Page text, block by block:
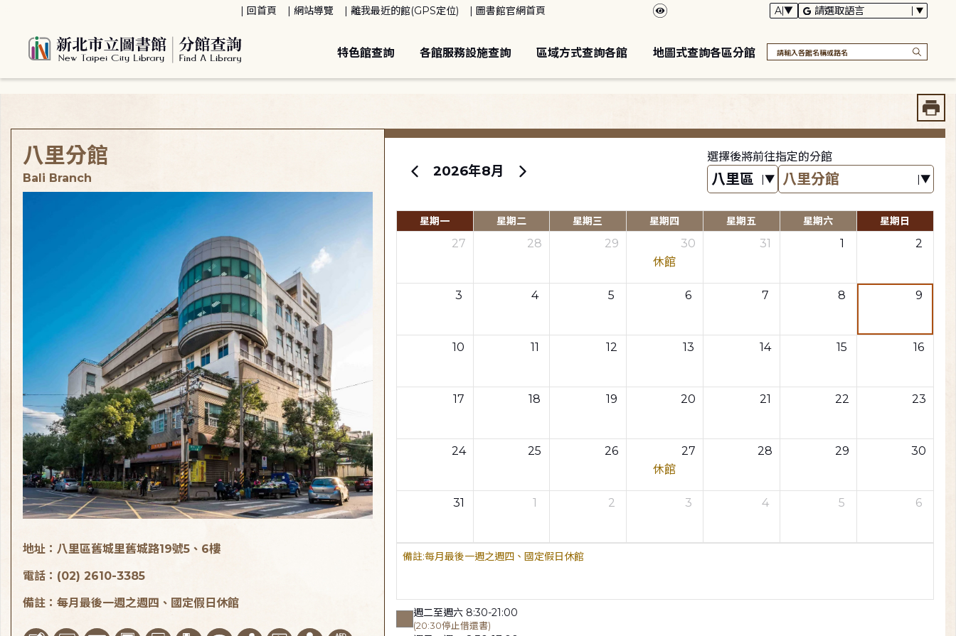
回首頁 網站導覽 離我最近的館(GPS定位) 圖書館官網首頁
特色館查詢 各館服務設施查詢 區域方式查詢各館 地圖式查詢各區分館
2026年8月
選擇後將前往指定的分館
星期一 星期二 星期三 星期四 星期五 星期六 星期日
27 28 29
30
休館
31 1 2
3 4 5 6 7 8 9
10 11 12 13 14 15 16
17 18 19 20 21 22 23
24 25 26
27
休館
28 29 30
31 1 2 3 4 5 6
每月最後一週之週四、國定假日休館
週二至週六 8:30-21:00
(20:30停止借還書)
八里分館
Bali Branch
地址：八里區舊城里舊城路19號5、6樓
電話：(02) 2610-3385
備註：每月最後一週之週四、國定假日休館